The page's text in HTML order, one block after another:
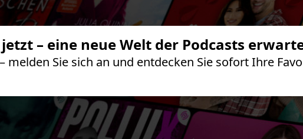
– eine neue Welt der Podcasts
melden Sie sich an und entdecken Sie sofort Ihre